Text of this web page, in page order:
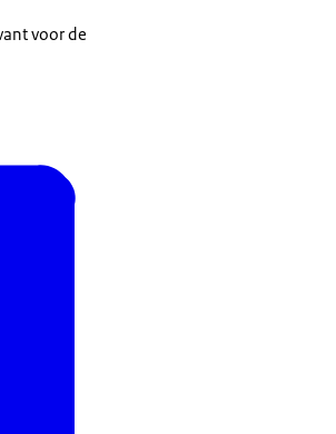
voor de